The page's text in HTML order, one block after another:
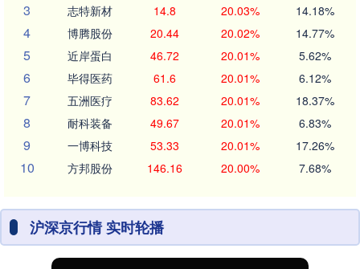
3 志特新材 14.8 20.03% 14.18%
4 博腾股份 20.44 20.02% 14.77%
5 近岸蛋白 46.72 20.01% 5.62%
6 毕得医药 61.6 20.01% 6.12%
7 五洲医疗 83.62 20.01% 18.37%
8 耐科装备 49.67 20.01% 6.83%
9 一博科技 53.33 20.01% 17.26%
10 方邦股份 146.16 20.00% 7.68%
沪深京行情 实时轮播